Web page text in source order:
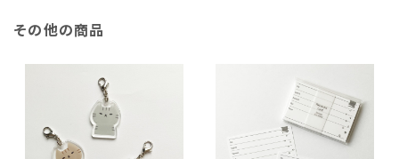
その他の商品